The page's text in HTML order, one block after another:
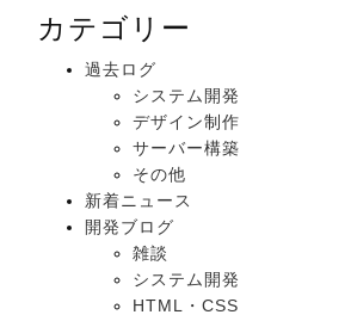
カテゴリー
過去ログ
システム開発
デザイン制作
サーバー構築
その他
新着ニュース
開発ブログ
雑談
システム開発
HTML・CSS